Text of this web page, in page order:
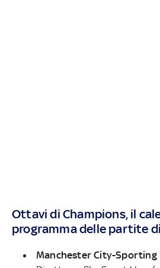
Ottavi di Champions, il
programma delle partite
Manchester City-Sporting